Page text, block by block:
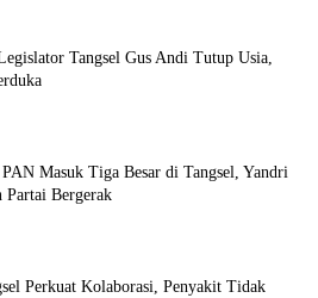
Tangsel Gus Andi Tutup Usia,
Masuk Tiga Besar di Tangsel, Yandri
Partai Bergerak
Perkuat Kolaborasi, Penyakit Tidak